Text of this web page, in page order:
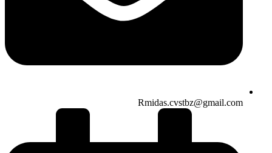
Rmidas.cvstbz@gmail.com